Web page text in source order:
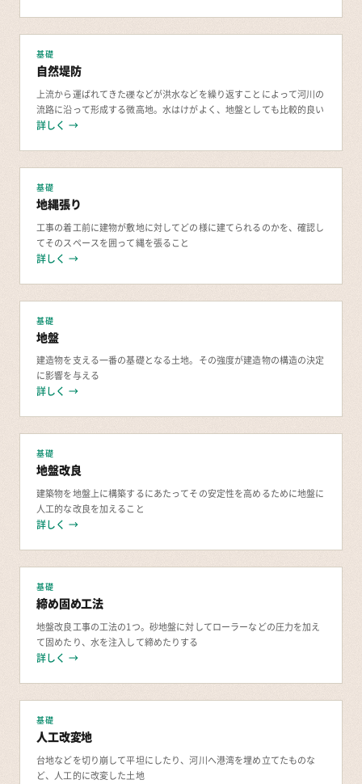
基礎
自然堤防
上流から運ばれてきた礫などが洪水などを繰り返すことによって河川の
流路に沿って形成する微高地。水はけがよく、地盤としても比較的良い
詳しく →
基礎
地縄張り
工事の着工前に建物が敷地に対してどの様に建てられるのかを、確認し
てそのスペースを囲って縄を張ること
詳しく →
基礎
地盤
建造物を支える一番の基礎となる土地。その強度が建造物の構造の決定
に影響を与える
詳しく →
基礎
地盤改良
建築物を地盤上に構築するにあたってその安定性を高めるために地盤に
人工的な改良を加えること
詳しく →
基礎
締め固め工法
地盤改良工事の工法の1つ。砂地盤に対してローラーなどの圧力を加え
て固めたり、水を注入して締めたりする
詳しく →
基礎
人工改変地
台地などを切り崩して平坦にしたり、河川へ港湾を埋め立てたものな
ど、人工的に改変した土地